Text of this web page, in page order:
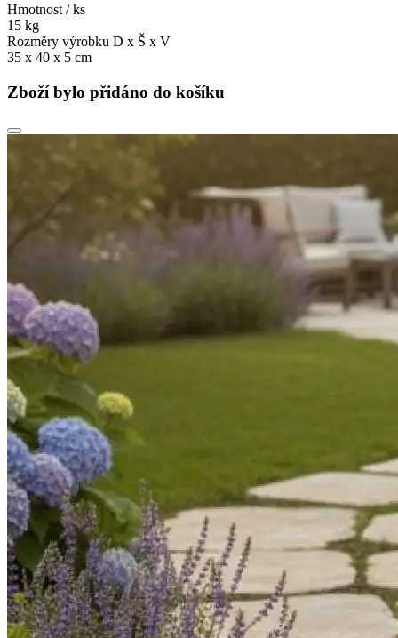
Hmotnost / ks
15 kg
Rozměry výrobku D x Š x V
35 x 40 x 5 cm
Zboží bylo přidáno do košíku